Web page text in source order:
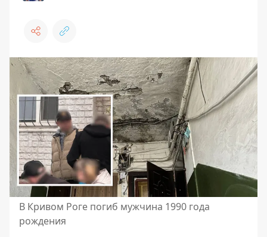
В Кривом Роге погиб мужчина 1990 года
рождения